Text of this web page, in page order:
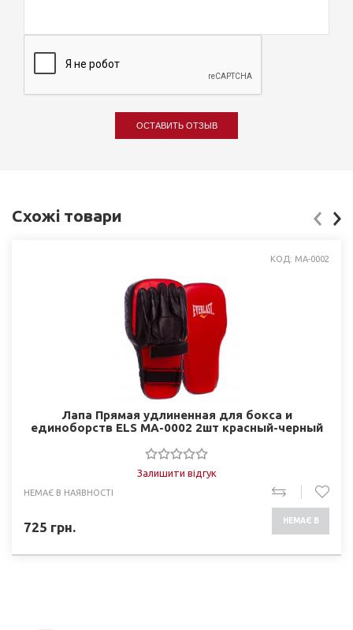
ОСТАВИТЬ ОТЗЫВ
Схожі товари
КОД: MА-0002
Лапа Прямая удлиненная для бокса и
единоборств ELS MА-0002 2шт красный-черный
Залишити відгук
НЕМАЄ В НАЯВНОСТІ
725 грн. НЕМАЄ В